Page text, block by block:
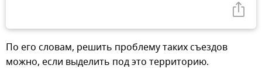
По его словам, решить проблему таких съездов
можно, если выделить под это территорию.